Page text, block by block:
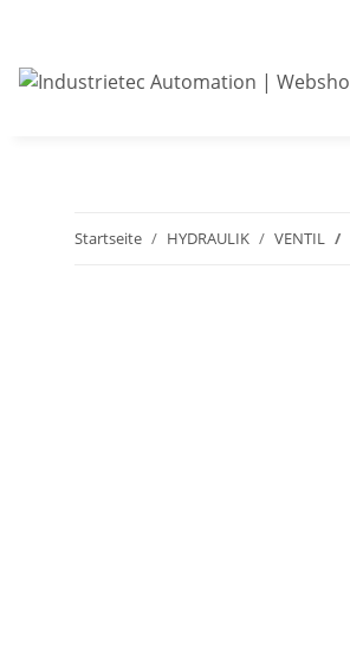
Startseite HYDRAULIK VENTIL